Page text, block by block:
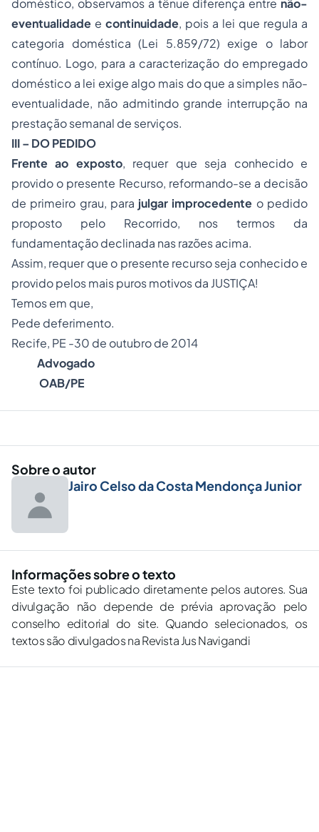
doméstico, observamos a tênue diferença entre não-
eventualidade e continuidade, pois a lei que regula a
categoria doméstica (Lei 5.859/72) exige o labor
contínuo. Logo, para a caracterização do empregado
doméstico a lei exige algo mais do que a simples não-
eventualidade, não admitindo grande interrupção na
prestação semanal de serviços.
III – DO PEDIDO
Frente ao exposto, requer que seja conhecido e
provido o presente Recurso, reformando-se a decisão
de primeiro grau, para julgar improcedente o pedido
proposto pelo Recorrido, nos termos da
fundamentação declinada nas razões acima.
Assim, requer que o presente recurso seja conhecido e
provido pelos mais puros motivos da JUSTIÇA!
Temos em que,
Pede deferimento.
Recife, PE -30 de outubro de 2014
Advogado
OAB/PE
Sobre o autor
Jairo Celso da Costa Mendonça Junior
Informações sobre o texto
Este texto foi publicado diretamente pelos autores. Sua
divulgação não depende de prévia aprovação pelo
conselho editorial do site. Quando selecionados, os
textos são divulgados na Revista Jus Navigandi